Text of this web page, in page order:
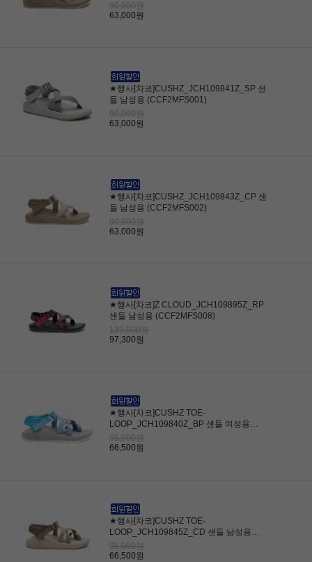
90,000원
63,000원
★행사[차코]CUSHZ_JCH109841Z_SP 샌
들 남성용 (CCF2MFS001)
90,000원
63,000원
★행사[차코]CUSHZ_JCH109843Z_CP 샌
들 남성용 (CCF2MFS002)
90,000원
63,000원
★행사[차코]Z CLOUD_JCH109895Z_RP
샌들 남성용 (CCF2MFS008)
139,000원
97,300원
★행사[차코]CUSHZ TOE-
LOOP_JCH109840Z_BP 샌들 여성용
(CCF2WFS006)
95,000원
66,500원
★행사[차코]CUSHZ TOE-
LOOP_JCH109845Z_CD 샌들 남성용
(CCF2MFS003)
95,000원
66,500원